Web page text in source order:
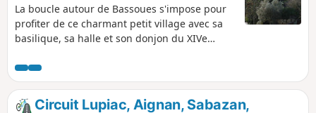
La boucle autour de Bassoues s'impose pour
profiter de ce charmant petit village avec sa
basilique, sa halle et son donjon du XIVe
de Saint-Fris situé en contrebas du village, en
vous offrant au départ un beau panorama sur
le lac et le village.
Circuit Lupiac, Aignan, Sabazan,